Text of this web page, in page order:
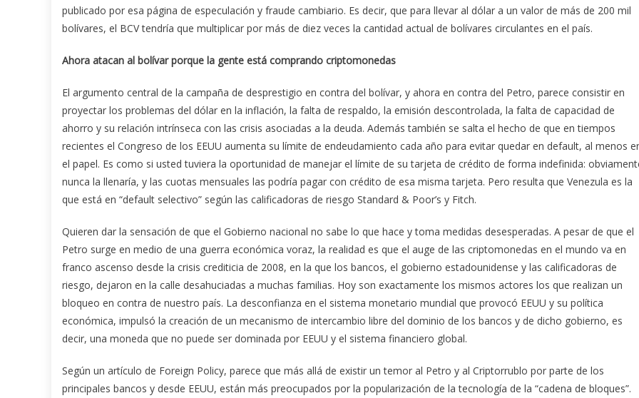
publicado por esa página de especulación y fraude cambiario. Es decir, que para llevar al dólar a un valor de más de 200 mil
bolívares, el BCV tendría que multiplicar por más de diez veces la cantidad actual de bolívares circulantes en el país.
Ahora atacan al bolívar porque la gente está comprando criptomonedas
El argumento central de la campaña de desprestigio en contra del bolívar, y ahora en contra del Petro, parece consistir en
proyectar los problemas del dólar en la inflación, la falta de respaldo, la emisión descontrolada, la falta de capacidad de
ahorro y su relación intrínseca con las crisis asociadas a la deuda. Además también se salta el hecho de que en tiempos
recientes el Congreso de los EEUU aumenta su límite de endeudamiento cada año para evitar quedar en default, al menos
el papel. Es como si usted tuviera la oportunidad de manejar el límite de su tarjeta de crédito de forma indefinida:
nunca la llenaría, y las cuotas mensuales las podría pagar con crédito de esa misma tarjeta. Pero resulta que Venezula es la
que está en “default selectivo” según las calificadoras de riesgo Standard & Poor’s y Fitch.
Quieren dar la sensación de que el Gobierno nacional no sabe lo que hace y toma medidas desesperadas. A pesar de que el
Petro surge en medio de una guerra económica voraz, la realidad es que el auge de las criptomonedas en el mundo va en
franco ascenso desde la crisis crediticia de 2008, en la que los bancos, el gobierno estadounidense y las calificadoras de
riesgo, dejaron en la calle desahuciadas a muchas familias. Hoy son exactamente los mismos actores los que realizan un
bloqueo en contra de nuestro país. La desconfianza en el sistema monetario mundial que provocó EEUU y su política
económica, impulsó la creación de un mecanismo de intercambio libre del dominio de los bancos y de dicho gobierno, es
decir, una moneda que no puede ser dominada por EEUU y el sistema financiero global.
Según un artículo de Foreign Policy, parece que más allá de existir un temor al Petro y al Criptorrublo por parte de los
principales bancos y desde EEUU, están más preocupados por la popularización de la tecnología de la “cadena de bloques”.